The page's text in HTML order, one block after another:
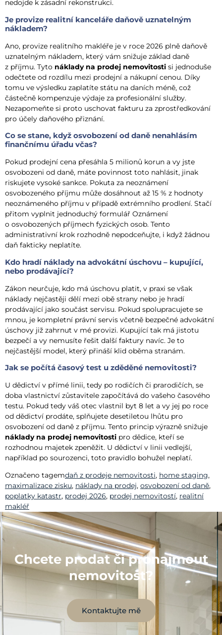
nedojde k zásadní rekonstrukci.
Je provize realitní kanceláře daňově uznatelným
nákladem?
Ano, provize realitního makléře je v roce 2026 plně daňově
uznatelným nákladem, který vám snižuje základ daně
z příjmu. Tyto náklady na prodej nemovitosti si jednoduše
odečtete od rozdílu mezi prodejní a nákupní cenou. Díky
tomu ve výsledku zaplatíte státu na daních méně, což
částečně kompenzuje výdaje za profesionální služby.
Nezapomeňte si proto uschovat fakturu za zprostředkování
pro účely daňového přiznání.
Co se stane, když osvobození od daně nenahlásím
finančnímu úřadu včas?
Pokud prodejní cena přesáhla 5 milionů korun a vy jste
osvobozeni od daně, máte povinnost toto nahlásit, jinak
riskujete vysoké sankce. Pokuta za neoznámení
osvobozeného příjmu může dosáhnout až 15 % z hodnoty
neoznámeného příjmu v případě extrémního prodlení. Stačí
přitom vyplnit jednoduchý formulář Oznámení
o osvobozených příjmech fyzických osob. Tento
administrativní krok rozhodně nepodceňujte, i když žádnou
daň fakticky neplatíte.
Kdo hradí náklady na advokátní úschovu – kupující,
nebo prodávající?
Zákon neurčuje, kdo má úschovu platit, v praxi se však
náklady nejčastěji dělí mezi obě strany nebo je hradí
prodávající jako součást servisu. Pokud spolupracujete se
mnou, je kompletní právní servis včetně bezpečné advokátní
úschovy již zahrnut v mé provizi. Kupující tak má jistotu
bezpečí a vy nemusíte řešit další faktury navíc. Je to
nejčastější model, který přináší klid oběma stranám.
Jak se počítá časový test u zděděné nemovitosti?
U dědictví v přímé linii, tedy po rodičích či prarodičích, se
doba vlastnictví zůstavitele započítává do vašeho časového
testu. Pokud tedy váš otec vlastnil byt 8 let a vy jej po roce
od dědictví prodáte, splňujete desetiletou lhůtu pro
osvobození od daně z příjmu. Tento princip výrazně snižuje
náklady na prodej nemovitosti pro dědice, kteří se
rozhodnou majetek zpeněžit. U dědictví v linii vedlejší,
například po sourozenci, toto pravidlo bohužel neplatí.
Označeno tagemdaň z prodeje nemovitosti, home staging,
maximalizace zisku, náklady na prodej, osvobození od daně,
poplatky katastr, prodej 2026, prodej nemovitostí, realitní
makléř
Chcete prodat či pronajmout
nemovitost?
Kontaktujte mě